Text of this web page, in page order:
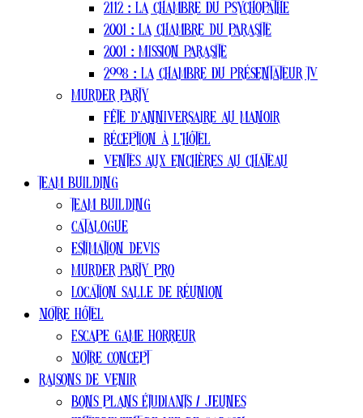
2112 : La Chambre Du Psychopathe
2001 : La chambre du parasite
2001 : Mission Parasite
2998 : La Chambre Du Présentateur TV
Murder party
Fête d’anniversaire au manoir
Réception à l’hôtel
Ventes aux enchères au chateau
Team Building
Team Building
Catalogue
estimation devis
Murder Party pro
Location salle de réunion
Notre Hôtel
Escape Game Horreur
Notre concept
Raisons de venir
Bons plans ÉTUDIANTS / jeunes